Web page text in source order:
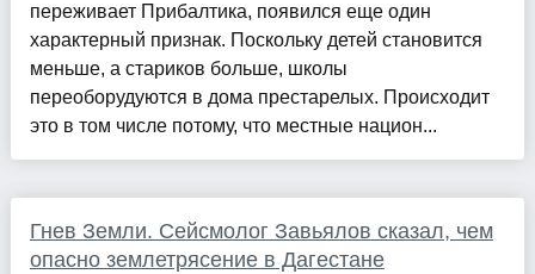
переживает Прибалтика, появился еще один
характерный признак. Поскольку детей становится
меньше, а стариков больше, школы
переоборудуются в дома престарелых. Происходит
это в том числе потому, что местные национ...
Гнев Земли. Сейсмолог Завьялов сказал, чем
опасно землетрясение в Дагестане